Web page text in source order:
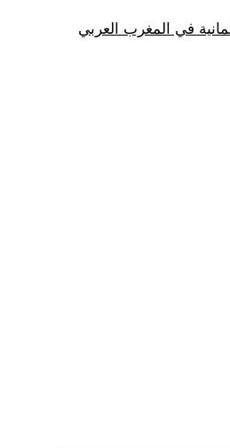
في المغرب العربي